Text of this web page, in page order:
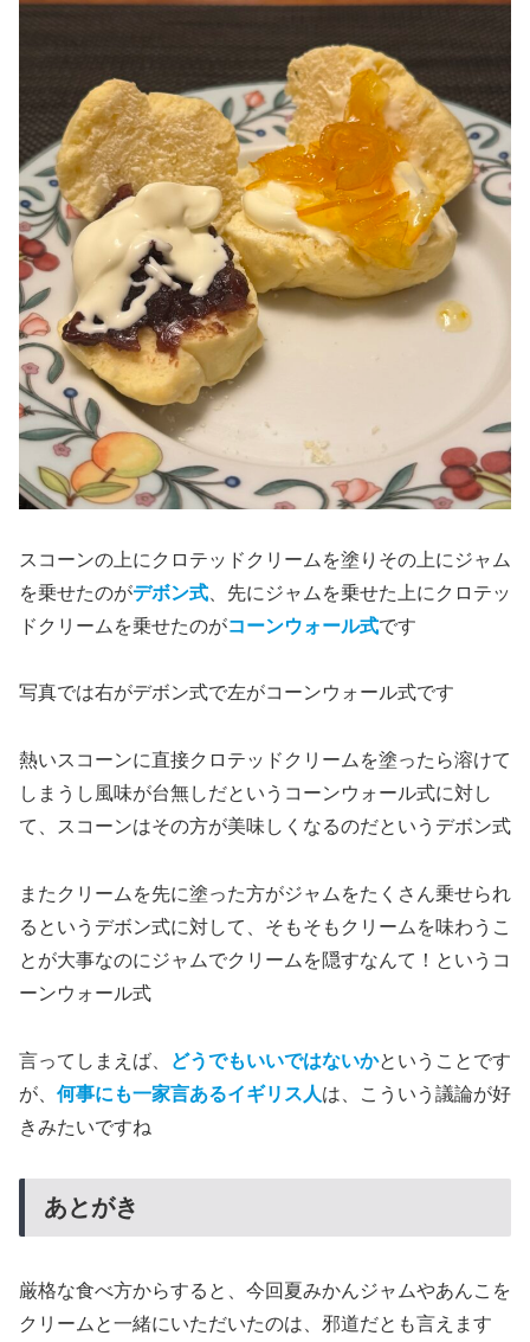
スコーンの上にクロテッドクリームを塗りその上にジャム
を乗せたのがデボン式 、先にジャムを乗せた上にクロテッ
ドクリームを乗せたのがコーンウォール式です
写真では右がデボン式で左がコーンウォール式です
熱いスコーンに直接クロテッドクリームを塗ったら溶けて
しまうし風味が台無しだというコーンウォール式に対し
て、スコーンはその方が美味しくなるのだというデボン式
またクリームを先に塗った方がジャムをたくさん乗せられ
るというデボン式に対して、そもそもクリームを味わうこ
とが大事なのにジャムでクリームを隠すなんて！というコ
ーンウォール式
言ってしまえば、 どうでもいいではないかということです
が、 何事にも一家言あるイギリス人は、こういう議論が好
きみたいですね
あとがき
厳格な食べ方からすると、今回夏みかんジャムやあんこを
クリームと一緒にいただいたのは、邪道だとも言えます